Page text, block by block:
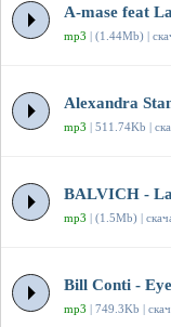
A-mase feat
mp3 | (1.44Mb) |
Alexandra
mp3 | 511.74Kb |
BALVICH -
mp3 | (1.5Mb) |
Bill Conti -
mp3 | 749.3Kb |